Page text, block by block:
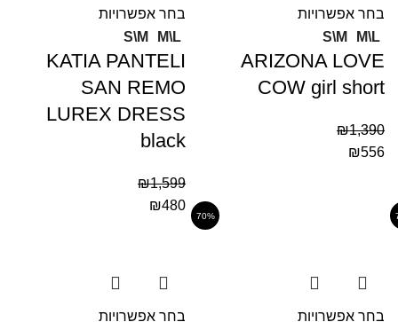
בחר אפשרויות
M\L
S\M
ARIZONA LOVE
COW girl short
₪1,390
₪556
בחר אפשרויות
M\L
S\M
KATIA PANTELI
SAN REMO
LUREX DRESS
black
₪1,599
₪480
בחר אפשרויות
70%
בחר אפשרויות